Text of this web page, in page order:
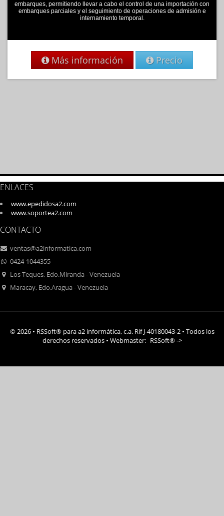
embarques, permitiendo llevar a cabo el control de una importación con
embarques parciales y el seguimiento de operaciones de admisión e
internamiento temporal.
Más información Precio
ENLACES
www.epedidosa2.com
www.soportea2.com
CONTACTO
ventas@a2informatica.com
0424-1044355
Los Teques, Edo.Miranda - Venezuela
Maracay, Edo.Aragua - Venezuela
© 2026 • RSSoft® para a2 informática, c.a. Rif J-40180043-2 • Todos los
derechos reservados • Webmaster: RSSoft®->